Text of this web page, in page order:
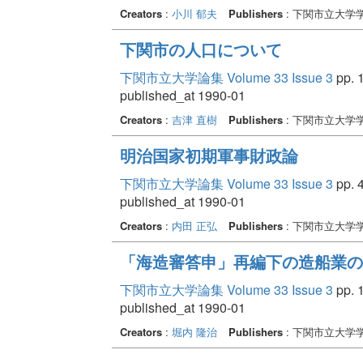
Creators: 小川 郁夫 Publishers: 下関市立大学
下関市の人口について
下関市立大学論集 Volume 33 Issue 3 pp.
published_at 1990-01
Creators: 吉津 直樹 Publishers: 下関市立大学
明治国家初期軍事財政論
下関市立大学論集 Volume 33 Issue 3 pp.
published_at 1990-01
Creators: 内田 正弘 Publishers: 下関市立大学
「海造審答申」再編下の造船業
下関市立大学論集 Volume 33 Issue 3 pp.
published_at 1990-01
Creators: 堀内 隆治 Publishers: 下関市立大学